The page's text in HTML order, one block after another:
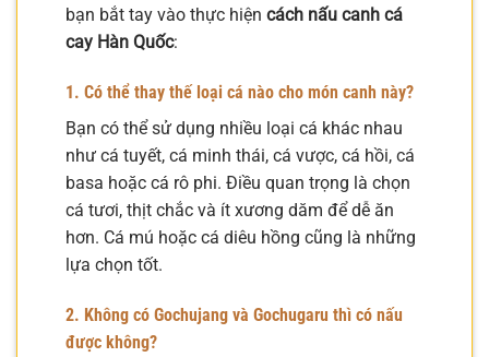
bạn bắt tay vào thực hiện cách nấu canh cá
cay Hàn Quốc:
1. Có thể thay thế loại cá nào cho món canh này?
Bạn có thể sử dụng nhiều loại cá khác nhau
như cá tuyết, cá minh thái, cá vược, cá hồi, cá
basa hoặc cá rô phi. Điều quan trọng là chọn
cá tươi, thịt chắc và ít xương dăm để dễ ăn
hơn. Cá mú hoặc cá diêu hồng cũng là những
lựa chọn tốt.
2. Không có Gochujang và Gochugaru thì có nấu
được không?